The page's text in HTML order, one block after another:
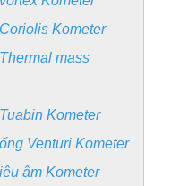
Kometer
mass
Kometer
Venturi Kometer
âm Kometer